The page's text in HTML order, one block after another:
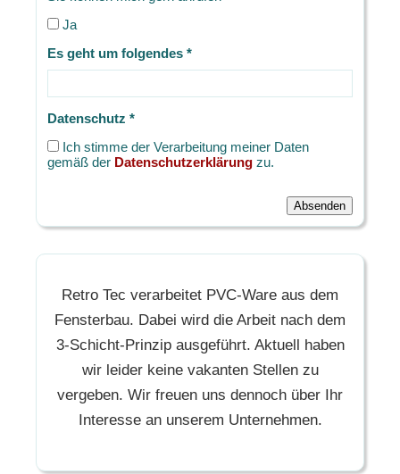
Ja
Es geht um folgendes *
Datenschutz *
Ich stimme der Verarbeitung meiner Daten
gemäß der Datenschutzerklärung zu.
Retro Tec verarbeitet PVC-Ware aus dem
Fensterbau. Dabei wird die Arbeit nach dem
3-Schicht-Prinzip ausgeführt. Aktuell haben
wir leider keine vakanten Stellen zu
vergeben. Wir freuen uns dennoch über Ihr
Interesse an unserem Unternehmen.